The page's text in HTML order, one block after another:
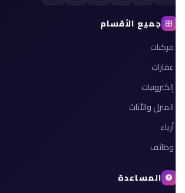
جميع الأقسام
مركبات
عقارات
إلكترونيات
المنزل والأثاث
أزياء
وظائف
المساعدة